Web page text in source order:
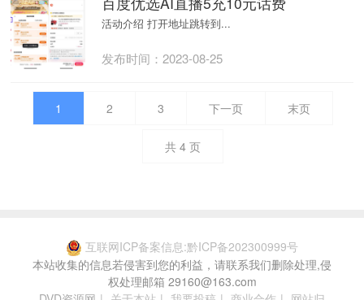
活动介绍 打开地址跳转到...
发布时间：2023-08-25
1 2 3 下一页 末页
共 4页
互联网ICP备案信息:黔ICP备202300999号
本站收集的信息若侵害到您的利益，请联系我们删除处理,侵
权处理邮箱 29160@163.com